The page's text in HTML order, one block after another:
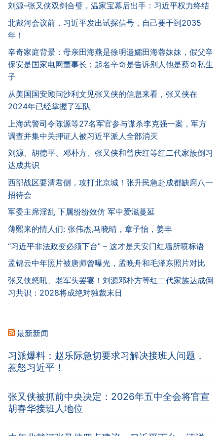
刘源–张又侠双剑合璧，温家宝幕后出手：习近平权力终结
北戴河会议前，习近平发出试探信号，自己要干到2035
年！
辛奇家庭背景：母亲田海燕是徐明遗孀田海蓉妹妹，假父辛
保安是国家电网董事长；起名辛奇是告诉别人他是蔡奇私生
子
从美国国安顾问沙利文见张又侠的信息来看，张又侠在
2024年已经掌握了军队
上海武警司令陈源等27名军官参与谋杀李克强一案，军方
调查并集中关押证人被习近平派人全部消灭
刘源、胡德平、邓朴方、张又侠和曾庆红等红二代家族倒习
达成共识
西部战区要清君侧，攻打北京城！张升民急赴成都缺席八一
招待会
军委主席淫乱 下属纷纷效仿 军中爱滋蔓延
薄熙来的情人们: 张伟杰,马晓晴，章子怡，姜丰
“习近平非法政变必须下台” – 这才是天安门红墙所喷标语
孟锦云中年照片被唐师曾曝光，孟晚舟和毛泽东照片对比
张又侠怒吼、老军头罢宴！刘源邓朴方等红二代家族达成倒
习共识：2028将成绝对独裁末日
最新新闻
习派爆料：赵乐际急切要求习解决接班人问题，
惹怒习近平！
张又侠被抓前中央决定：2026年五中全会将官宣
胡春华接班人地位